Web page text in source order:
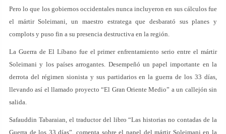
Pero lo que los gobiernos occidentales nunca incluyeron en sus cálculos fue
el mártir Soleimani, un maestro estratega que desbarató sus planes y
complots y puso fin a su presencia destructiva en la región.
La Guerra de El Líbano fue el primer enfrentamiento serio entre el mártir
Soleimani y los países arrogantes. Desempeñó un papel importante en la
derrota del régimen sionista y sus partidarios en la guerra de los 33 días,
llevando así el llamado proyecto “El Gran Oriente Medio” a un callejón sin
salida.
Safauddin Tabaraian, el traductor del libro “Las historias no contadas de la
Guerra de los 33 días”, comenta sobre el papel del mártir Soleimani en la